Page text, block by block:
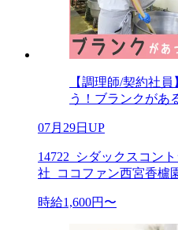
【調理師/契約社
う！ブランクがあ
07月29日UP
14722_シダックスコン
社_ココファン西宮香櫨
時給1,600円〜